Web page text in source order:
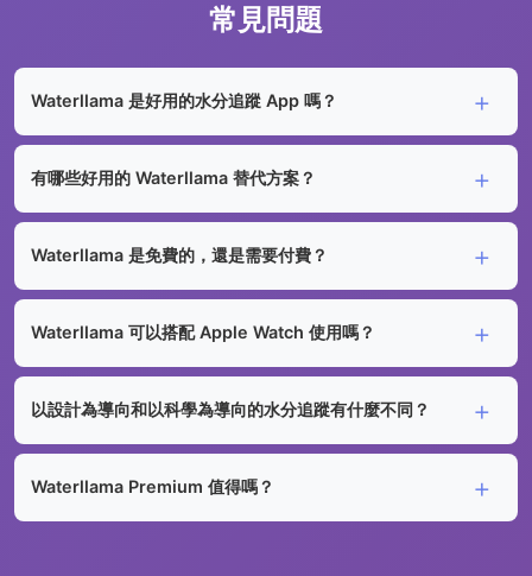
常見問題
Waterllama 是好用的水分追蹤 App 嗎？
有哪些好用的 Waterllama 替代方案？
Waterllama 是免費的，還是需要付費？
Waterllama 可以搭配 Apple Watch 使用嗎？
以設計為導向和以科學為導向的水分追蹤有什麼不同？
Waterllama Premium 值得嗎？